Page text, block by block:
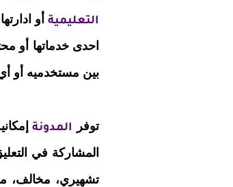
التعليمية أو
احدى خدماتها أو
بين مستخدميه أو
توفر المدونة
المشاركة في
تشهيري، مخالف،